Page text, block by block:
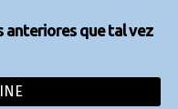
anteriores que tal vez